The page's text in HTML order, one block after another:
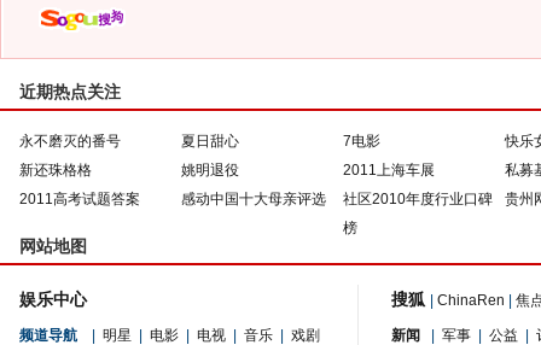
近期热点关注
永不磨灭的番号 夏日甜心 7电影
快乐
新还珠格格
姚明退役 2011上海车展
私募
2011高考试题答案
感动中国十大母亲评选
社区2010年度行业口碑
榜
贵州
网站地图
娱乐中心
频道导航 明星 电影 电视 音乐
戏剧
搜狐 ChinaRen 焦
新闻 军事 公益